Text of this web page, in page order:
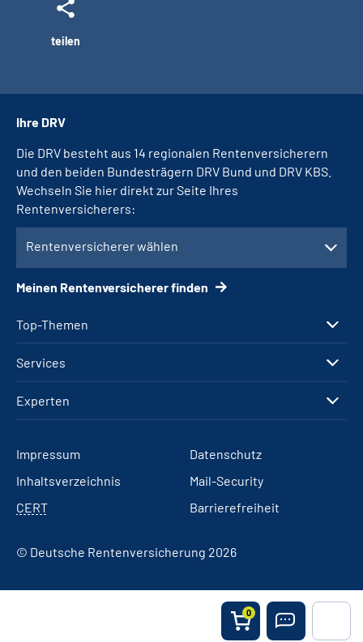
0
teilen
Top-Themen
Services
Experten
Ihre DRV
Die DRV besteht aus 14 regionalen Rentenversicherern
und den beiden Bundesträgern DRV Bund und DRV KBS.
Wechseln Sie hier direkt zur Seite Ihres
Rentenversicherers:
Rentenversicherer wählen
Meinen Rentenversicherer finden
Impressum
Datenschutz
Inhaltsverzeichnis
Mail-Security
CERT
Barrierefreiheit
© Deutsche Rentenversicherung 2026